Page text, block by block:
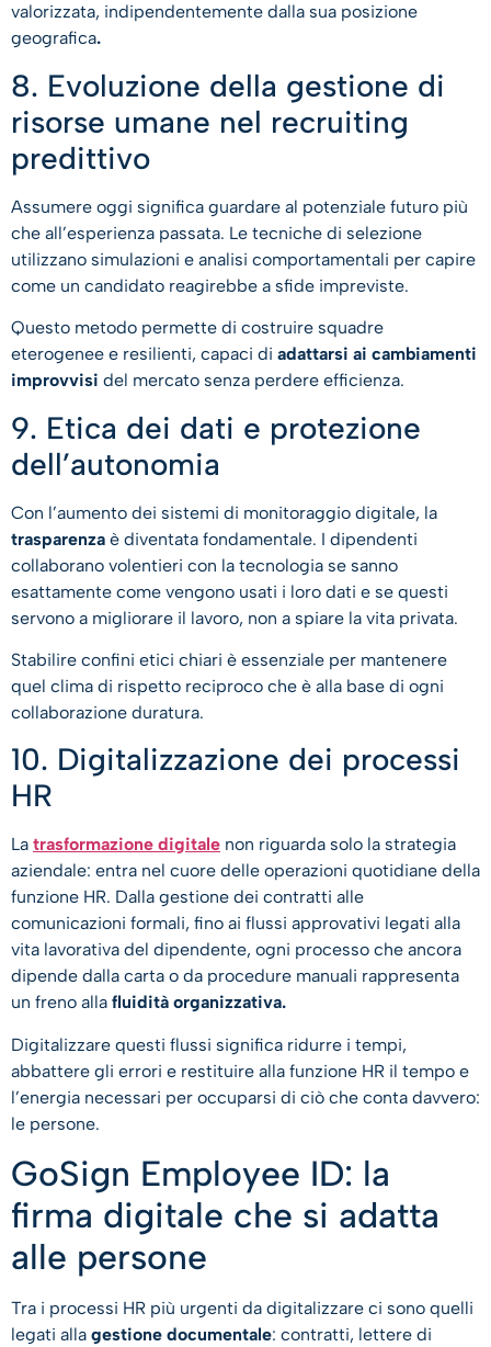
valorizzata, indipendentemente dalla sua posizione
geografica.
8. Evoluzione della gestione di
risorse umane nel recruiting
predittivo
Assumere oggi significa guardare al potenziale futuro più
che all’esperienza passata. Le tecniche di selezione
utilizzano simulazioni e analisi comportamentali per capire
come un candidato reagirebbe a sfide impreviste.
Questo metodo permette di costruire squadre
eterogenee e resilienti, capaci di adattarsi ai cambiamenti
improvvisi del mercato senza perdere efficienza.
9. Etica dei dati e protezione
dell’autonomia
Con l’aumento dei sistemi di monitoraggio digitale, la
trasparenza è diventata fondamentale. I dipendenti
collaborano volentieri con la tecnologia se sanno
esattamente come vengono usati i loro dati e se questi
servono a migliorare il lavoro, non a spiare la vita privata.
Stabilire confini etici chiari è essenziale per mantenere
quel clima di rispetto reciproco che è alla base di ogni
collaborazione duratura.
10. Digitalizzazione dei processi
HR
La trasformazione digitale non riguarda solo la strategia
aziendale: entra nel cuore delle operazioni quotidiane della
funzione HR. Dalla gestione dei contratti alle
comunicazioni formali, fino ai flussi approvativi legati alla
vita lavorativa del dipendente, ogni processo che ancora
dipende dalla carta o da procedure manuali rappresenta
un freno alla fluidità organizzativa.
Digitalizzare questi flussi significa ridurre i tempi,
abbattere gli errori e restituire alla funzione HR il tempo e
l’energia necessari per occuparsi di ciò che conta davvero:
le persone.
GoSign Employee ID: la
firma digitale che si adatta
alle persone
Tra i processi HR più urgenti da digitalizzare ci sono quelli
legati alla gestione documentale: contratti, lettere di